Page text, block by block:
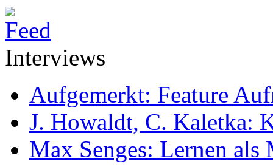
Interviews
Aufgemerkt: Feature
J. Howaldt, C. Kaletka:
Max Senges: Lernen als